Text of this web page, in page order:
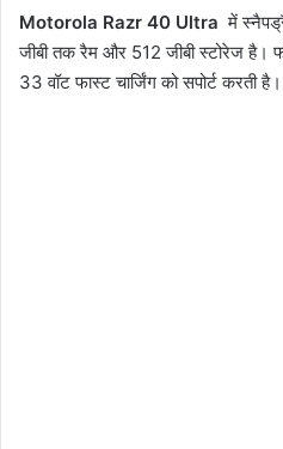
Motorola Razr 40 Ultra में
जीबी तक रैम और 512 जीबी स्टोरेज है।
33 वॉट फास्ट चार्जिंग को सपोर्ट करती है।